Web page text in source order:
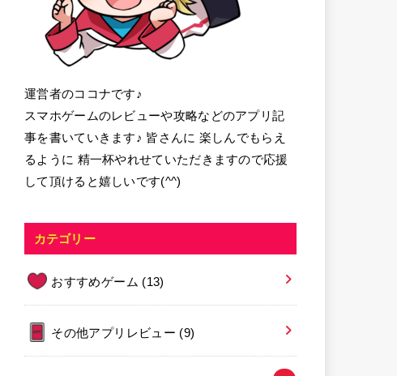
運営者のココナです♪
スマホゲームのレビューや攻略などのアプリ記
事を書いていきます♪ 皆さんに 楽しんでもらえ
るように 精一杯やれせていただきますので応援
して頂けると嬉しいです(^^)
カテゴリー
おすすめゲーム (13)
その他アプリレビュー (9)